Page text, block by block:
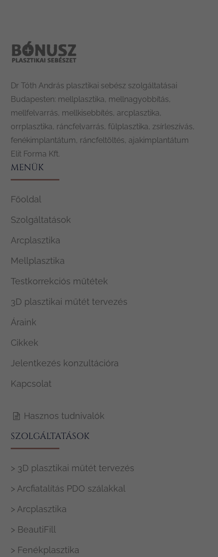
Dr Tóth András plasztikai sebész szolgáltatásai
Budapesten: mellplasztika, mellnagyobbítás,
mellfelvarrás, mellkisebbítés, arcplasztika,
orrplasztika, ráncfelvarrás, fülplasztika, zsírleszívás,
fenékimplantátum, ráncfeltöltés, ajakimplantátum
Elit Forma Kft.
MENÜK
Főoldal
Szolgáltatások
Arcplasztika
Mellplasztika
Testkorrekciós műtétek
3D plasztikai műtét tervezés
Áraink
Cikkek
Jelentkezés konzultációra
Kapcsolat
Hasznos tudnivalók
SZOLGÁLTATÁSOK
> 3D plasztikai műtét tervezés
> Arcfiatalítás PDO szálakkal
> Arcplasztika
> BeautiFill
> Fenékplasztika